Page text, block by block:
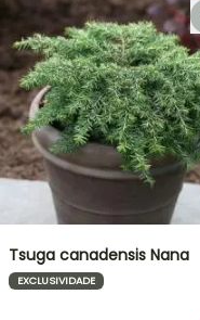
Tsuga canadensis Nana
EXCLUSIVIDADE